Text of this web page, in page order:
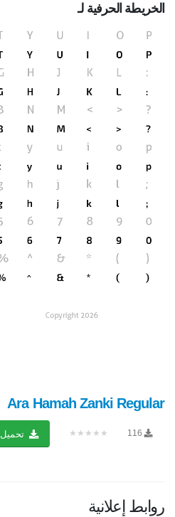
الخريطة الحرفية لـ
Ara Hamah Zanki Regular
116
★★★★★ تحميل
روابط إعلانية